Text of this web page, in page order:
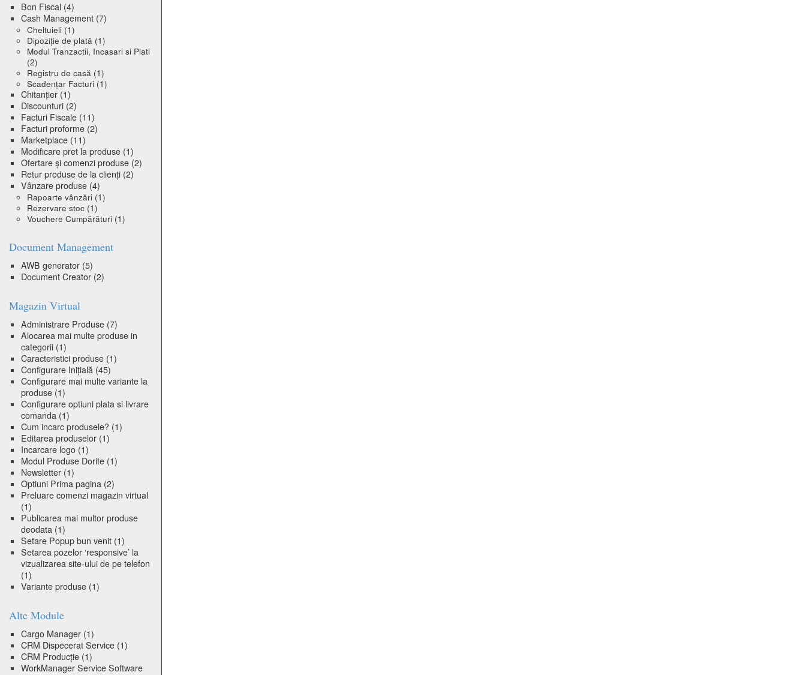
Bon Fiscal (4)
Cash Management (7)
Cheltuieli (1)
Dipoziție de plată (1)
Modul Tranzactii, Incasari si Plati
(2)
Registru de casă (1)
Scadențar Facturi (1)
Chitanțier (1)
Discounturi (2)
Facturi Fiscale (11)
Facturi proforme (2)
Marketplace (11)
Modificare pret la produse (1)
Ofertare și comenzi produse (2)
Retur produse de la clienți (2)
Vânzare produse (4)
Rapoarte vânzări (1)
Rezervare stoc (1)
Vouchere Cumpărături (1)
Document Management
AWB generator (5)
Document Creator (2)
Magazin Virtual
Administrare Produse (7)
Alocarea mai multe produse in
categorii (1)
Caracteristici produse (1)
Configurare Inițială (45)
Configurare mai multe variante la
produse (1)
Configurare optiuni plata si livrare
comanda (1)
Cum incarc produsele? (1)
Editarea produselor (1)
Incarcare logo (1)
Modul Produse Dorite (1)
Newsletter (1)
Optiuni Prima pagina (2)
Preluare comenzi magazin virtual
(1)
Publicarea mai multor produse
deodata (1)
Setare Popup bun venit (1)
Setarea pozelor ‘responsive’ la
vizualizarea site-ului de pe telefon
(1)
Variante produse (1)
Alte Module
Cargo Manager (1)
CRM Dispecerat Service (1)
CRM Producție (1)
WorkManager Service Software